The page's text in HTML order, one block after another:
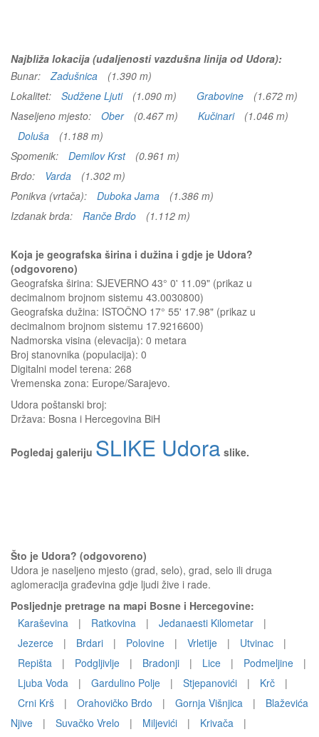
Najbliža lokacija (udaljenosti vazdušna linija od Udora):
Bunar:
Zadušnica
(1.390 m)
Lokalitet:
Sudžene Ljuti (1.090 m) Grabovine
(1.672 m)
Naseljeno mjesto:
Ober (0.467 m) Kučinari
(1.046 m)
Doluša
(1.188 m)
Spomenik:
Demilov Krst
(0.961 m)
Brdo:
Varda
(1.302 m)
Ponikva (vrtača):
Duboka Jama
(1.386 m)
Izdanak brda:
Ranče Brdo (1.112 m)
Koja je geografska širina i dužina i gdje je Udora?
(odgovoreno)
Geografska širina: SJEVERNO 43° 0' 11.09" (prikaz u
decimalnom brojnom sistemu 43.0030800)
Geografska dužina: ISTOČNO 17° 55' 17.98" (prikaz u
decimalnom brojnom sistemu 17.9216600)
Nadmorska visina (elevacija): 0 metara
Broj stanovnika (populacija): 0
Digitalni model terena: 268
Vremenska zona: Europe/Sarajevo.
Udora poštanski broj:
Država: Bosna i Hercegovina BiH
Pogledaj galeriju SLIKE Udora slike.
Što je Udora? (odgovoreno)
Udora je naseljeno mjesto (grad, selo), grad, selo ili druga
aglomeracija građevina gdje ljudi žive i rade.
Posljednje pretrage na mapi Bosne i Hercegovine:
Karaševina
| Ratkovina | Jedanaesti Kilometar
|
Jezerce
| Brdari | Polovine | Vrletije | Utvinac
|
Repišta
| Podgljivlje | Bradonji | Lice | Podmeljine
|
Ljuba Voda
| Gardulino Polje | Stjepanovići | Krč
|
Crni Krš
| Orahovičko Brdo | Gornja Višnjica |
Blaževića
Njive
| Suvačko Vrelo | Miljevići | Krivača
|